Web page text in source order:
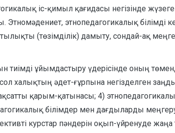
іс-қимыл қағидасы негізінде
этнопедагогикалық білімді
(төзімділік) дамыту, сондай-ақ
ұйымдастыру үдерісінде оның
халықтың әдет-ғұрпына негізделген
қарым-қатынасы; 4)
білімдер мен дағдыларды
курстар пәндерін оқып-үйренуде